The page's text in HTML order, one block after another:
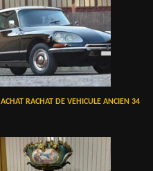
ACHAT RACHAT DE VEHICULE ANCIEN 34